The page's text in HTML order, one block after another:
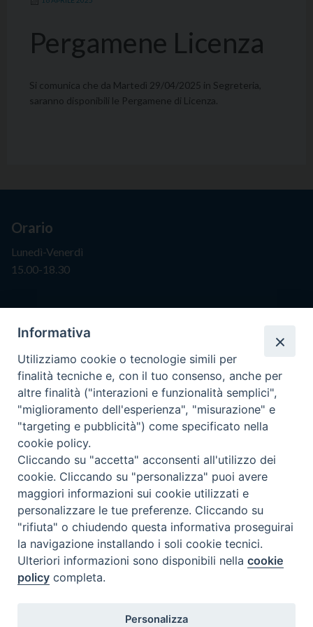
Pergamene Licenza
Si comunica che da Martedì 29/04/2025 in Segreteria,
saranno disponibili le Pergamene di Licenza.
Istituto Superiore di Scienze Religiose
"Mons. Vincenzo Zoccali"
Via Pio XI, 236 - 89133 Reggio Calabria
Tel. 0965593575
Fax 0965597484
Orario
Lunedì-Venerdì
15.00-18.30
Informativa
Utilizziamo cookie o tecnologie simili per
finalità tecniche e, con il tuo consenso, anche per
altre finalità ("interazioni e funzionalità semplici",
"miglioramento dell'esperienza", "misurazione" e
"targeting e pubblicità") come specificato nella
cookie policy.
Cliccando su "accetta" acconsenti all'utilizzo dei
cookie. Cliccando su "personalizza" puoi avere
maggiori informazioni sui cookie utilizzati e
personalizzare le tue preferenze. Cliccando su
"rifiuta" o chiudendo questa informativa proseguirai
la navigazione installando i soli cookie tecnici.
Ulteriori informazioni sono disponibili nellacookie
policy completa.
Personalizza